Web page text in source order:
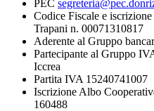
PEC
Codice Fiscale e
Trapani n. 00071310817
Aderente al Gruppo
Partecipante al Gruppo
Iccrea
Partita IVA 15240741007
Iscrizione Albo
160488